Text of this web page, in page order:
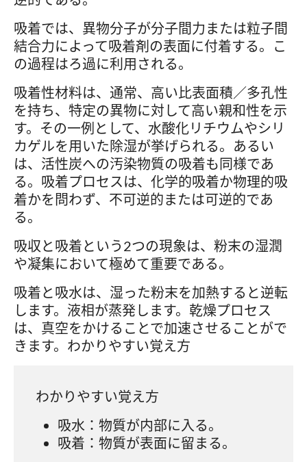
吸着では、異物分子が分子間力または粒子間
結合力によって吸着剤の表面に付着する。こ
の過程はろ過に利用される。
吸着性材料は、通常、高い比表面積／多孔性
を持ち、特定の異物に対して高い親和性を示
す。その一例として、水酸化リチウムやシリ
カゲルを用いた除湿が挙げられる。あるい
は、活性炭への汚染物質の吸着も同様であ
る。吸着プロセスは、化学的吸着か物理的吸
着かを問わず、不可逆的または可逆的であ
る。
吸収と吸着という2つの現象は、粉末の湿潤
や凝集において極めて重要である。
吸着と吸水は、湿った粉末を加熱すると逆転
します。液相が蒸発します。乾燥プロセス
は、真空をかけることで加速させることがで
きます。わかりやすい覚え方
わかりやすい覚え方
吸水：物質が内部に入る。
吸着：物質が表面に留まる。